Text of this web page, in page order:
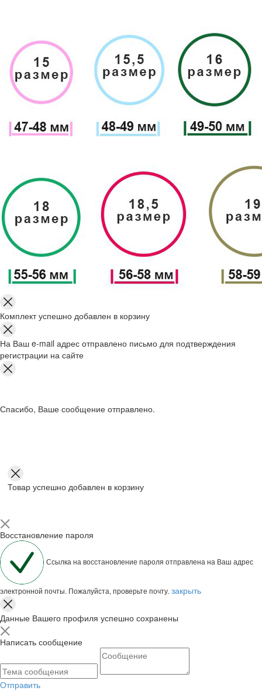
Комплект успешно добавлен в корзину
На Ваш e-mail адрес отправлено письмо для подтверждения
регистрации на сайте
Спасибо, Ваше сообщение отправлено.
Товар успешно добавлен в корзину
Восстановление пароля
Ссылка на восстановление пароля отправлена на Ваш адрес
электронной почты. Пожалуйста, проверьте почту. закрыть
Данные Вашего профиля успешно сохранены
Написать сообщение
Отправить